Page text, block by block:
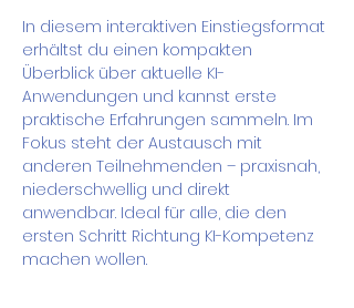
In diesem interaktiven Einstiegsformat
erhältst du einen kompakten
Überblick über aktuelle KI-
Anwendungen und kannst erste
praktische Erfahrungen sammeln. Im
Fokus steht der Austausch mit
anderen Teilnehmenden – praxisnah,
niederschwellig und direkt
anwendbar. Ideal für alle, die den
ersten Schritt Richtung KI-Kompetenz
machen wollen.